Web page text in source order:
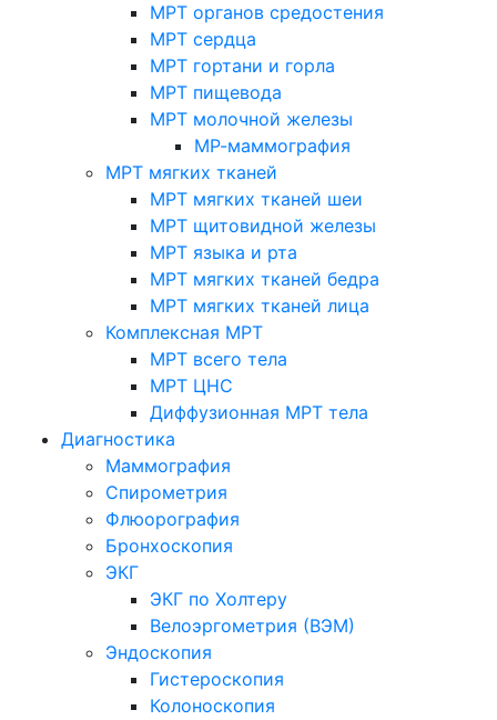
МРТ органов средостения
МРТ сердца
МРТ гортани и горла
МРТ пищевода
МРТ молочной железы
МР-маммография
МРТ мягких тканей
МРТ мягких тканей шеи
МРТ щитовидной железы
МРТ языка и рта
МРТ мягких тканей бедра
МРТ мягких тканей лица
Комплексная МРТ
МРТ всего тела
МРТ ЦНС
Диффузионная МРТ тела
Диагностика
Маммография
Спирометрия
Флюорография
Бронхоскопия
ЭКГ
ЭКГ по Холтеру
Велоэргометрия (ВЭМ)
Эндоскопия
Гистероскопия
Колоноскопия